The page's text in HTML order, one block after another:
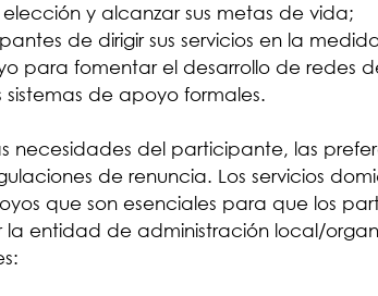
y alcanzar sus metas de vida;
de dirigir sus servicios en la
para fomentar el desarrollo de redes
de apoyo formales.
necesidades del participante, las
de renuncia. Los servicios
que son esenciales para que los
entidad de administración local/